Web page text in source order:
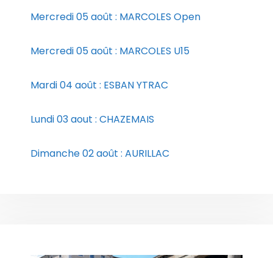
Mercredi 05 août : MARCOLES Open
Mercredi 05 août : MARCOLES U15
Mardi 04 août : ESBAN YTRAC
Lundi 03 aout : CHAZEMAIS
Dimanche 02 août : AURILLAC